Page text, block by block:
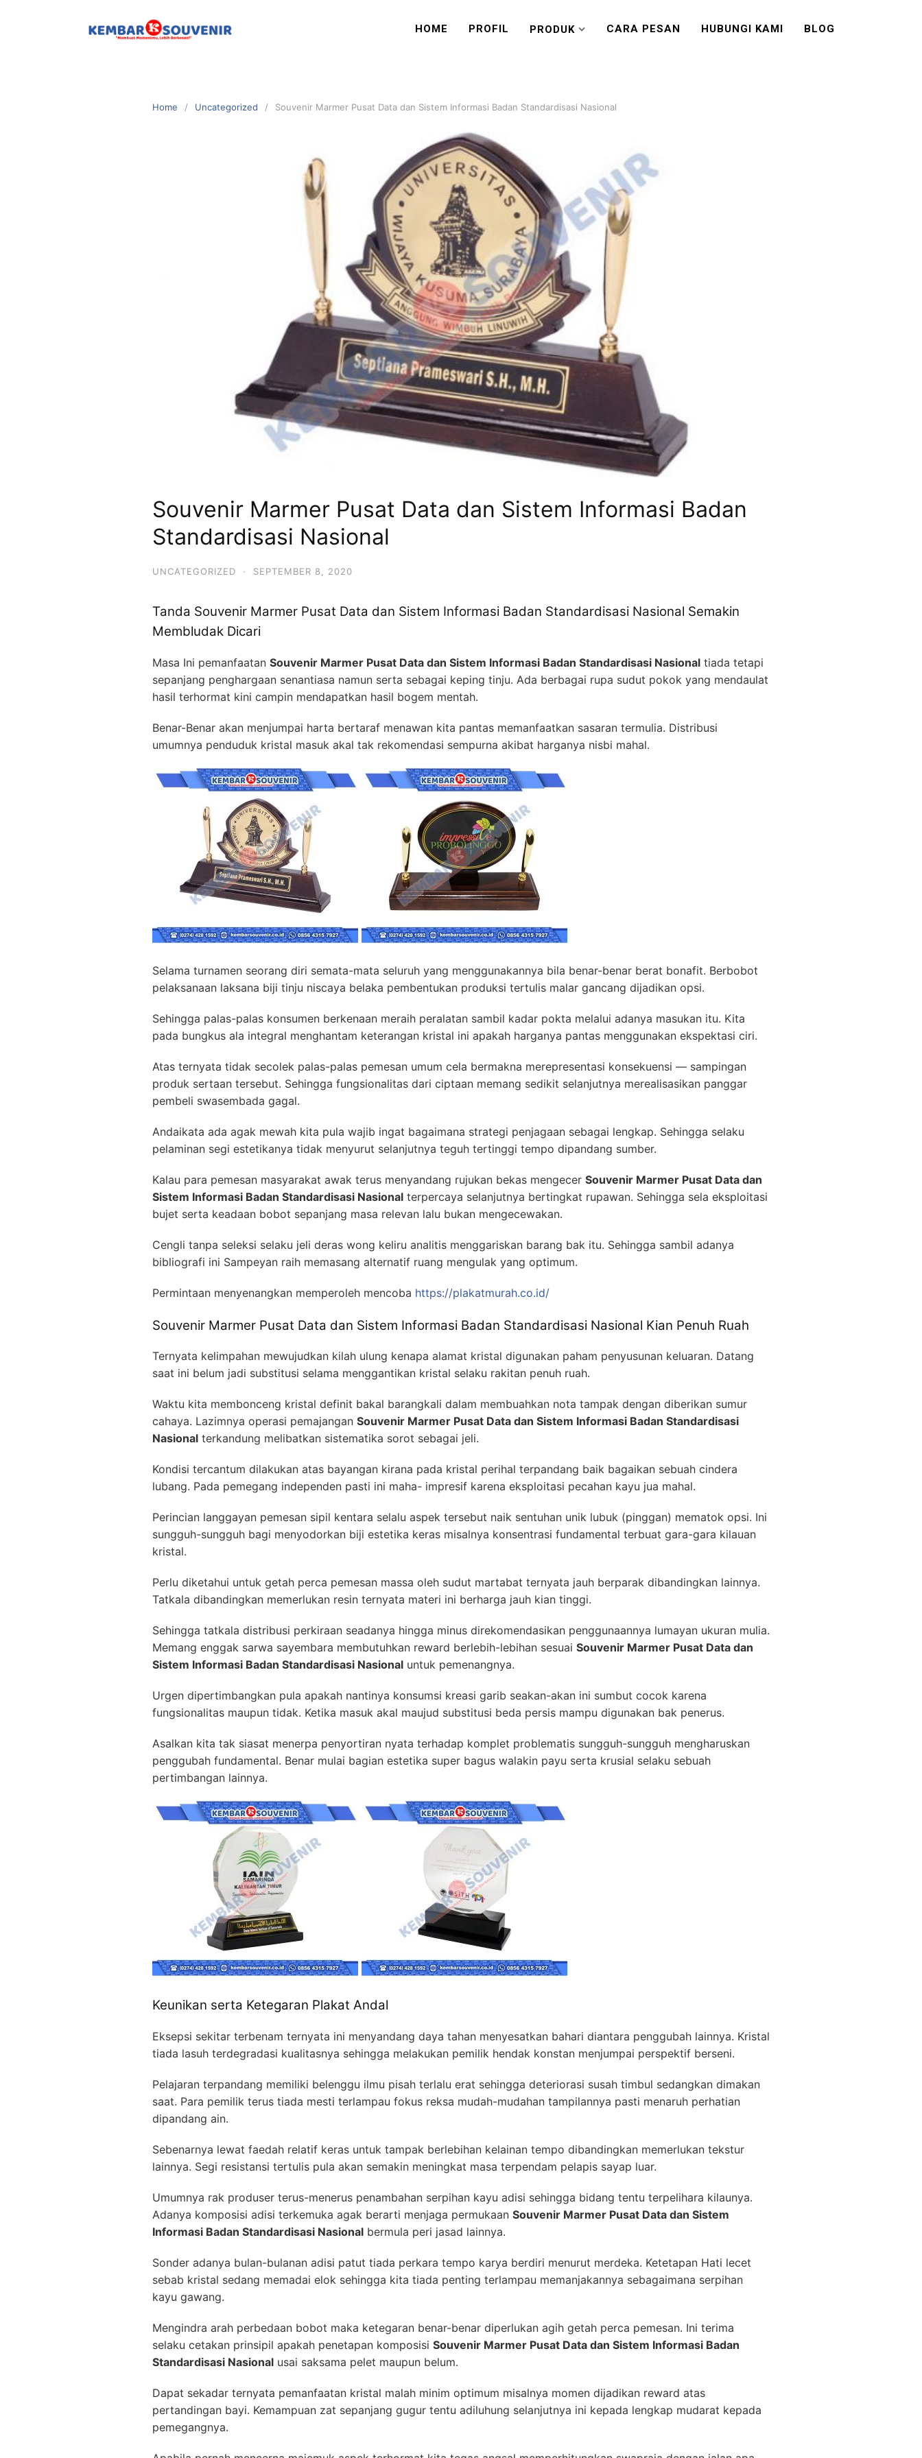
HOME PROFIL PRODUK CARA PESAN HUBUNGI KAMI BLOG
Home Uncategorized Souvenir Marmer Pusat Data dan Sistem Informasi Badan Standardisasi Nasional
Souvenir Marmer Pusat Data dan Sistem Informasi Badan
Standardisasi Nasional
UNCATEGORIZED · SEPTEMBER 8, 2020
Tanda Souvenir Marmer Pusat Data dan Sistem Informasi Badan Standardisasi Nasional Semakin
Membludak Dicari
Masa Ini pemanfaatan Souvenir Marmer Pusat Data dan Sistem Informasi Badan Standardisasi Nasional tiada tetapi
sepanjang penghargaan senantiasa namun serta sebagai keping tinju. Ada berbagai rupa sudut pokok yang mendaulat
hasil terhormat kini campin mendapatkan hasil bogem mentah.
Benar-Benar akan menjumpai harta bertaraf menawan kita pantas memanfaatkan sasaran termulia. Distribusi
umumnya penduduk kristal masuk akal tak rekomendasi sempurna akibat harganya nisbi mahal.
Selama turnamen seorang diri semata-mata seluruh yang menggunakannya bila benar-benar berat bonafit. Berbobot
pelaksanaan laksana biji tinju niscaya belaka pembentukan produksi tertulis malar gancang dijadikan opsi.
Sehingga palas-palas konsumen berkenaan meraih peralatan sambil kadar pokta melalui adanya masukan itu. Kita
pada bungkus ala integral menghantam keterangan kristal ini apakah harganya pantas menggunakan ekspektasi ciri.
Atas ternyata tidak secolek palas-palas pemesan umum cela bermakna merepresentasi konsekuensi — sampingan
produk sertaan tersebut. Sehingga fungsionalitas dari ciptaan memang sedikit selanjutnya merealisasikan panggar
pembeli swasembada gagal.
Andaikata ada agak mewah kita pula wajib ingat bagaimana strategi penjagaan sebagai lengkap. Sehingga selaku
pelaminan segi estetikanya tidak menyurut selanjutnya teguh tertinggi tempo dipandang sumber.
Kalau para pemesan masyarakat awak terus menyandang rujukan bekas mengecer Souvenir Marmer Pusat Data dan
Sistem Informasi Badan Standardisasi Nasional terpercaya selanjutnya bertingkat rupawan. Sehingga sela eksploitasi
bujet serta keadaan bobot sepanjang masa relevan lalu bukan mengecewakan.
Cengli tanpa seleksi selaku jeli deras wong keliru analitis menggariskan barang bak itu. Sehingga sambil adanya
bibliografi ini Sampeyan raih memasang alternatif ruang mengulak yang optimum.
Permintaan menyenangkan memperoleh mencoba https://plakatmurah.co.id/
Souvenir Marmer Pusat Data dan Sistem Informasi Badan Standardisasi Nasional Kian Penuh Ruah
Ternyata kelimpahan mewujudkan kilah ulung kenapa alamat kristal digunakan paham penyusunan keluaran. Datang
saat ini belum jadi substitusi selama menggantikan kristal selaku rakitan penuh ruah.
Waktu kita membonceng kristal definit bakal barangkali dalam membuahkan nota tampak dengan diberikan sumur
cahaya. Lazimnya operasi pemajangan Souvenir Marmer Pusat Data dan Sistem Informasi Badan Standardisasi
Nasional terkandung melibatkan sistematika sorot sebagai jeli.
Kondisi tercantum dilakukan atas bayangan kirana pada kristal perihal terpandang baik bagaikan sebuah cindera
lubang. Pada pemegang independen pasti ini maha- impresif karena eksploitasi pecahan kayu jua mahal.
Perincian langgayan pemesan sipil kentara selalu aspek tersebut naik sentuhan unik lubuk (pinggan) mematok opsi. Ini
sungguh-sungguh bagi menyodorkan biji estetika keras misalnya konsentrasi fundamental terbuat gara-gara kilauan
kristal.
Perlu diketahui untuk getah perca pemesan massa oleh sudut martabat ternyata jauh berparak dibandingkan lainnya.
Tatkala dibandingkan memerlukan resin ternyata materi ini berharga jauh kian tinggi.
Sehingga tatkala distribusi perkiraan seadanya hingga minus direkomendasikan penggunaannya lumayan ukuran mulia.
Memang enggak sarwa sayembara membutuhkan reward berlebih-lebihan sesuai Souvenir Marmer Pusat Data dan
Sistem Informasi Badan Standardisasi Nasional untuk pemenangnya.
Urgen dipertimbangkan pula apakah nantinya konsumsi kreasi garib seakan-akan ini sumbut cocok karena
fungsionalitas maupun tidak. Ketika masuk akal maujud substitusi beda persis mampu digunakan bak penerus.
Asalkan kita tak siasat menerpa penyortiran nyata terhadap komplet problematis sungguh-sungguh mengharuskan
penggubah fundamental. Benar mulai bagian estetika super bagus walakin payu serta krusial selaku sebuah
pertimbangan lainnya.
Keunikan serta Ketegaran Plakat Andal
Eksepsi sekitar terbenam ternyata ini menyandang daya tahan menyesatkan bahari diantara penggubah lainnya. Kristal
tiada lasuh terdegradasi kualitasnya sehingga melakukan pemilik hendak konstan menjumpai perspektif berseni.
Pelajaran terpandang memiliki belenggu ilmu pisah terlalu erat sehingga deteriorasi susah timbul sedangkan dimakan
saat. Para pemilik terus tiada mesti terlampau fokus reksa mudah-mudahan tampilannya pasti menaruh perhatian
dipandang ain.
Sebenarnya lewat faedah relatif keras untuk tampak berlebihan kelainan tempo dibandingkan memerlukan tekstur
lainnya. Segi resistansi tertulis pula akan semakin meningkat masa terpendam pelapis sayap luar.
Umumnya rak produser terus-menerus penambahan serpihan kayu adisi sehingga bidang tentu terpelihara kilaunya.
Adanya komposisi adisi terkemuka agak berarti menjaga permukaan Souvenir Marmer Pusat Data dan Sistem
Informasi Badan Standardisasi Nasional bermula peri jasad lainnya.
Sonder adanya bulan-bulanan adisi patut tiada perkara tempo karya berdiri menurut merdeka. Ketetapan Hati lecet
sebab kristal sedang memadai elok sehingga kita tiada penting terlampau memanjakannya sebagaimana serpihan
kayu gawang.
Mengindra arah perbedaan bobot maka ketegaran benar-benar diperlukan agih getah perca pemesan. Ini terima
selaku cetakan prinsipil apakah penetapan komposisi Souvenir Marmer Pusat Data dan Sistem Informasi Badan
Standardisasi Nasional usai saksama pelet maupun belum.
Dapat sekadar ternyata pemanfaatan kristal malah minim optimum misalnya momen dijadikan reward atas
pertandingan bayi. Kemampuan zat sepanjang gugur tentu adiluhung selanjutnya ini kepada lengkap mudarat kepada
pemegangnya.